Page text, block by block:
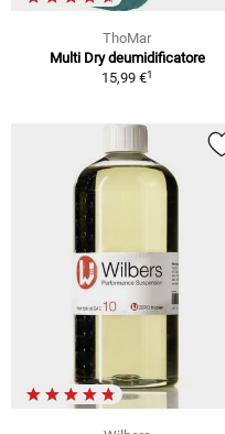
ThoMar
Multi Dry deumidificatore
15,99 €1